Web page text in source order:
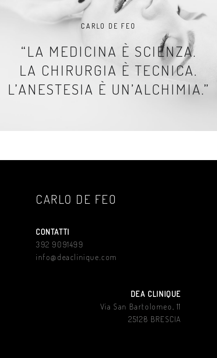
CARLO DE FEO
“LA MEDICINA È SCIENZA.
LA CHIRURGIA È TECNICA.
L’ANESTESIA È UN’ALCHIMIA.”
CARLO DE FEO
CONTATTI
392 9091499
info@deaclinique.com
DEA CLINIQUE
Via San Bartolomeo, 11
25128 BRESCIA